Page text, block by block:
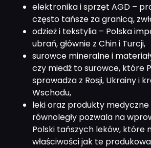
elektronika i sprzęt AGD –
często tańsze za granicą,
odzież i tekstylia – Polska
ubrań, głównie z Chin i Turcji,
surowce mineralne i
czy miedź to surowce, które
sprowadza z Rosji, Ukrainy i
Wschodu,
leki oraz produkty
równoległy pozwala na
Polski tańszych leków, które
właściwości jak te